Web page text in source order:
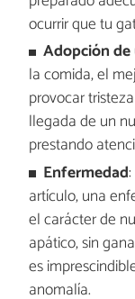
ocurrir que tu
Adopción
la comida, el
provocar
llegada de un
prestando
Enfermedad
artículo, una
el carácter de
apático, sin
es
anomalía.